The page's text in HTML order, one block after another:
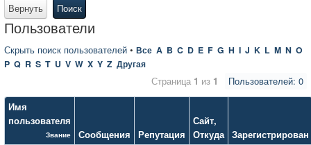
Вернуть Поиск
Пользователи
Скрыть поиск пользователей • Все A B C D E F G H I J K L M N O
P Q R S T U V W X Y Z Другая
Пользователей: 0
Страница 1 из 1
Имя
пользователя
Звание Сообщения Репутация
Сайт,
Откуда Зарегистрирован